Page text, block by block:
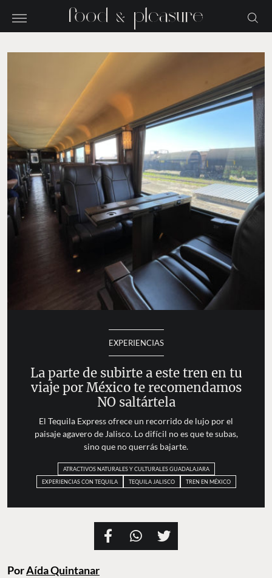
EXPERIENCIAS
La parte de subirte a este tren en tu
viaje por México te recomendamos
NO saltártela
El Tequila Express ofrece un recorrido de lujo por el
paisaje agavero de Jalisco. Lo difícil no es que te subas,
sino que no querrás bajarte.
ATRACTIVOS NATURALES Y CULTURALES GUADALAJARA
EXPERIENCIAS CON TEQUILA
TEQUILA JALISCO TREN EN MÉXICO
PorAída Quintanar